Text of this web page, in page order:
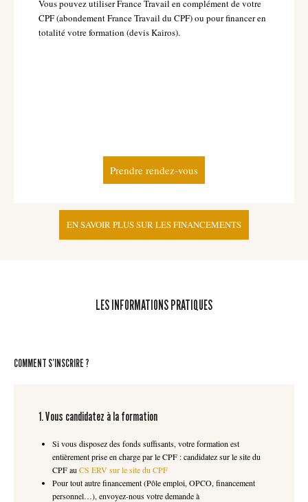
Vous pouvez utiliser France Travail en complément de votre
CPF (abondement France Travail du CPF) ou pour financer en
totalité votre formation (devis Kairos).
Prendre rendez-vous
EN SAVOIR PLUS SUR LES FINANCEMENTS
LES INFORMATIONS PRATIQUES
COMMENT S’INSCRIRE ?
1. Vous candidatez à la formation
Si vous disposez des fonds suffisants, votre formation est
entièrement prise en charge par le CPF : candidatez sur le site du
CPF au CS ERV sur le site du CPF
Pour tout autre financement (Pôle emploi, OPCO, financement
personnel…), envoyez-nous votre demande à